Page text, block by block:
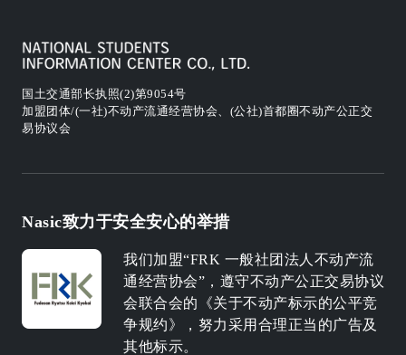
国土交通部长执照(2)第9054号
加盟团体/(一社)不动产流通经营协会、(公社)首都圈不动产公正交
易协议会
Nasic致力于安全安心的举措
我们加盟“FRK 一般社团法人不动产流
通经营协会”，遵守不动产公正交易协议
会联合会的《关于不动产标示的公平竞
争规约》，努力采用合理正当的广告及
其他标示。